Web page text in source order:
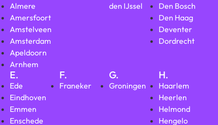
Almere
Amersfoort
Amstelveen
Amsterdam
Apeldoorn
Arnhem
den IJssel
Den Bosch
Den Haag
Deventer
Dordrecht
E.
Ede
Eindhoven
Emmen
Enschede
F.
Franeker
G.
Groningen
H.
Haarlem
Heerlen
Helmond
Hengelo